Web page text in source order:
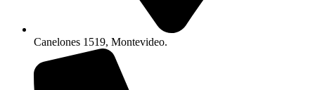
Canelones 1519, Montevideo.